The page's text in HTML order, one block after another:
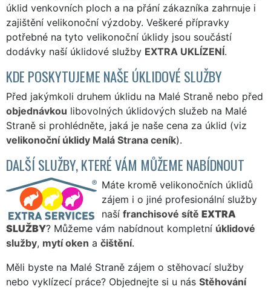
úklid venkovních ploch a na přání zákazníka zahrnuje i
zajištění velikonoční výzdoby. Veškeré přípravky
potřebné na tyto velikonoční úklidy jsou součástí
dodávky naší úklidové služby EXTRA UKLÍZENÍ.
KDE POSKYTUJEME NAŠE ÚKLIDOVÉ SLUŽBY
Před jakýmkoli druhem úklidu na Malé Straně nebo před
objednávkou libovolných úklidových služeb na Malé
Straně si prohlédněte, jaká je naše cena za úklid (viz
velikonoční úklidy Malá Strana ceník).
DALŠÍ SLUŽBY, KTERÉ VÁM MŮŽEME NABÍDNOUT
Máte kromě velikonočních úklidů
zájem i o jiné profesionální služby
naší franchisové sítě EXTRA
SLUŽBY? Můžeme vám nabídnout kompletní úklidové
služby, mytí oken a čištění.
Měli byste na Malé Straně zájem o stěhovací služby
nebo vyklízecí práce? Objednejte si u nás Stěhování